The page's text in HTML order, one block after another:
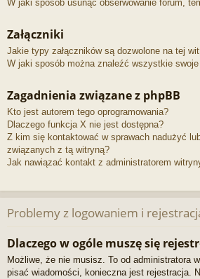
W jaki sposób usunąć obserwowanie forum,
Załączniki
Jakie typy załączników są dozwolone na tej
W jaki sposób można znaleźć wszystkie swoje
Zagadnienia związane z phpBB
Kto jest autorem tego oprogramowania?
Dlaczego funkcja X nie jest dostępna?
Z kim się kontaktować w sprawach nadużyć
związanych z tą witryną?
Jak nawiązać kontakt z administratorem
Problemy z logowaniem i
Dlaczego w ogóle muszę się
Możliwe, że nie musisz. To od administratora
pisać wiadomości, konieczna jest rejestracja.